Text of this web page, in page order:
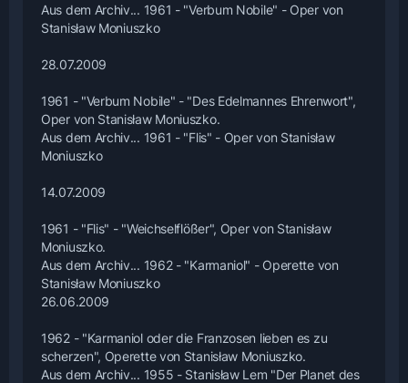
Aus dem Archiv... 1961 - "Verbum Nobile" - Oper von
Stanisław Moniuszko
28.07.2009
1961 - "Verbum Nobile" - "Des Edelmannes Ehrenwort",
Oper von Stanisław Moniuszko.
Aus dem Archiv... 1961 - "Flis" - Oper von Stanisław
Moniuszko
14.07.2009
1961 - "Flis" - "Weichselflößer", Oper von Stanisław
Moniuszko.
Aus dem Archiv... 1962 - "Karmaniol" - Operette von
Stanisław Moniuszko
26.06.2009
1962 - "Karmaniol oder die Franzosen lieben es zu
scherzen", Operette von Stanisław Moniuszko.
Aus dem Archiv... 1955 - Stanisław Lem "Der Planet des